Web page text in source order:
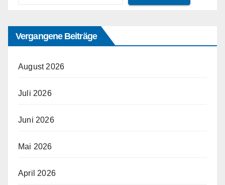
Vergangene Beiträge
August 2026
Juli 2026
Juni 2026
Mai 2026
April 2026